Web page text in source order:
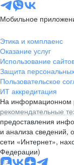
Мобильное
Этика и комплаенс
Оказание услуг
Использование
Защита
Пользовательское
ИТ аккредитация
На информационном
рекомендательные
предоставления
и анализа сведений,
сети «Интернет»,
Федерации)